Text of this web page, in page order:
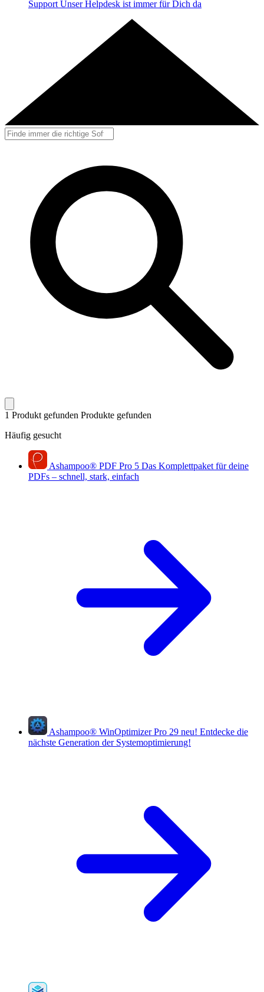
Support Unser Helpdesk ist immer für Dich da
1 Produkt gefunden Produkte gefunden
Häufig gesucht
Ashampoo® PDF Pro 5 Das Komplettpaket für deine
PDFs – schnell, stark, einfach
Ashampoo® WinOptimizer Pro 29 neu! Entdecke die
nächste Generation der Systemoptimierung!